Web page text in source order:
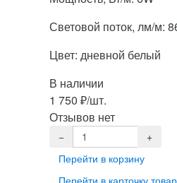
Световой поток, лм/м:
Цвет: дневной белый
В наличии
1 750 ₽/шт.
Отзывов нет
Перейти в корзину